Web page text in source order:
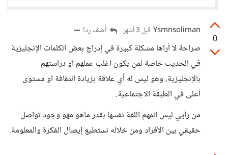
0
Ysmnsoliman قبل 3 أشهر أضف ردا
صراحة لا أراها مشكلة كبيرة في إدراج بعض الكلمات الإنجليزية
في الحديث خاصة لمن يكون اغلب عملهم او دراستهم
بالإنجليزية، وهو ليس له أي علاقة بزيادة الثقافة او مستوى
أعلى في الطبقة الاجتماعية.
من رأيي ليس المهم اللغة نفسها بقدر ماهو مهو وجود تواصل
حقيقي بين الأفراد ومن خلاله نستطيع إيصال الفكرة والمعلومة.